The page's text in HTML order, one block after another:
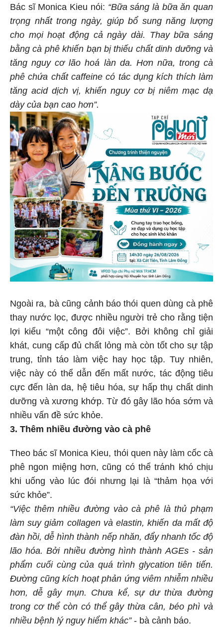
Bác sĩ Monica Kieu nói: “Bữa sáng là bữa ăn quan
trọng nhất trong ngày, giúp bổ sung năng lượng
cho mọi hoạt động cả ngày dài. Thay bữa sáng
bằng cà phê khiến bạn bị thiếu chất dinh dưỡng và
tăng nguy cơ lão hoá làn da. Hơn nữa, trong cà
phê chứa chất caffeine có tác dụng kích thích làm
tăng acid dịch vị, khiến nguy cơ bị niêm mạc dạ
dày của bạn cao hơn”.
Ngoài ra, bà cũng cảnh báo thói quen dùng cà phê
thay nước lọc, được nhiều người trẻ cho rằng tiện
lợi kiểu “một công đôi việc”. Bởi không chỉ giải
khát, cung cấp đủ chất lỏng mà còn tốt cho sự tập
trung, tỉnh táo làm việc hay học tập. Tuy nhiên,
việc này có thể dẫn đến mất nước, tác động tiêu
cực đến làn da, hệ tiêu hóa, sự hấp thụ chất dinh
dưỡng và xương khớp. Từ đó gây lão hóa sớm và
nhiều vấn đề sức khỏe.
3. Thêm nhiều đường vào cà phê
Theo bác sĩ Monica Kieu, thói quen này làm cốc cà
phê ngon miệng hơn, cũng có thể tránh khó chịu
khi uống vào lúc đói nhưng lại là “thảm họa với
sức khỏe”.
“Việc thêm nhiều đường vào cà phê là thủ phạm
làm suy giảm collagen và elastin, khiến da mất độ
đàn hồi, dễ hình thành nếp nhăn, đẩy nhanh tốc độ
lão hóa. Bởi nhiều đường hình thành AGEs - sản
phẩm cuối cùng của quá trình glycation tiên tiến.
Đường cũng kích hoạt phản ứng viêm nhiễm nhiều
hơn, dễ gây mụn. Chưa kể, sự dư thừa đường
trong cơ thể còn có thể gây thừa cân, béo phì và
nhiều bệnh lý nguy hiểm khác”- bà cảnh báo.